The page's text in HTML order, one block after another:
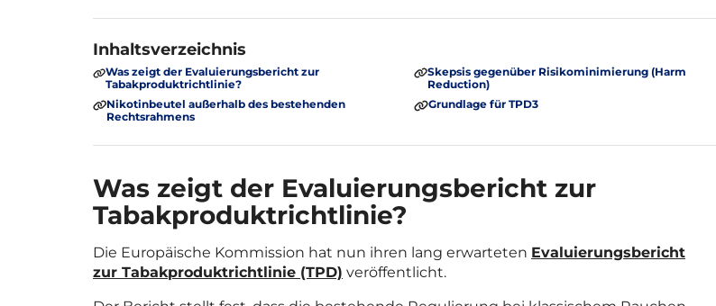
Inhaltsverzeichnis
Was zeigt der Evaluierungsbericht zur
Tabakproduktrichtlinie?
Skepsis gegenüber Risikominimierung (Harm
Reduction)
Nikotinbeutel außerhalb des bestehenden
Rechtsrahmens
Grundlage für TPD3
Was zeigt der Evaluierungsbericht zur
Tabakproduktrichtlinie?
Die Europäische Kommission hat nun ihren lang erwarteten Evaluierungsbericht
zur Tabakproduktrichtlinie (TPD) veröffentlicht.